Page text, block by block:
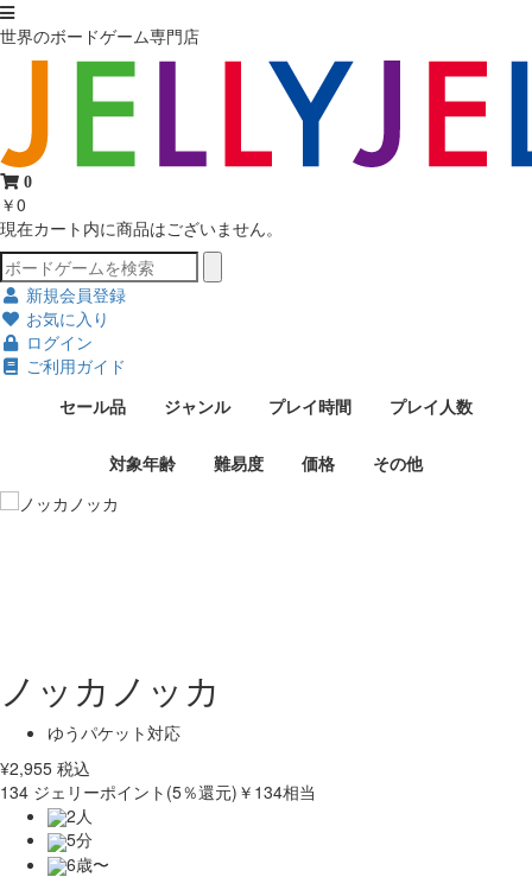
世界のボードゲーム専門店
0
￥0
現在カート内に商品はございません。
新規会員登録
お気に入り
ログイン
ご利用ガイド
セール品
ジャンル プレイ時間 プレイ人数
対象年齢 難易度 価格 その他
ノッカノッカ
ゆうパケット対応
¥2,955 税込
134 ジェリーポイント(5％還元) ￥134相当
2人
5分
6歳〜